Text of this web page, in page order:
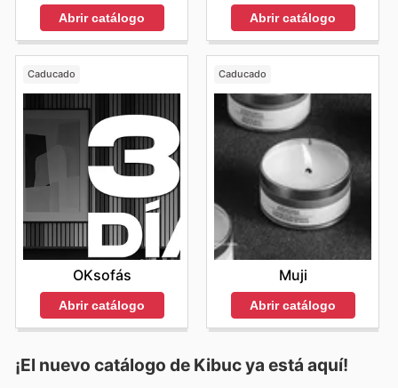
Abrir catálogo Abrir catálogo
Caducado
OKsofás
Abrir catálogo
Caducado
Muji
Abrir catálogo
¡El nuevo catálogo de Kibucya está aquí!